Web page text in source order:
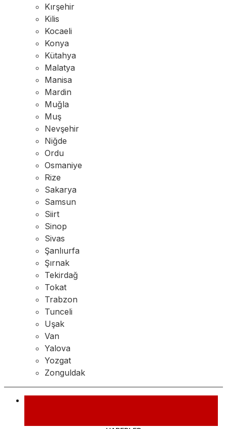
Kırşehir
Kilis
Kocaeli
Konya
Kütahya
Malatya
Manisa
Mardin
Muğla
Muş
Nevşehir
Niğde
Ordu
Osmaniye
Rize
Sakarya
Samsun
Siirt
Sinop
Sivas
Şanlıurfa
Şırnak
Tekirdağ
Tokat
Trabzon
Tunceli
Uşak
Van
Yalova
Yozgat
Zonguldak